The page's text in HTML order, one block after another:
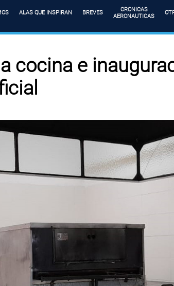
ALAS QUE INSPIRAN BREVES
CRONICAS
AERONAUTICAS
cocina e